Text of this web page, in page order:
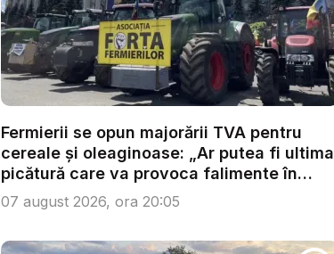
Fermierii se opun majorării TVA pentru
cereale și oleaginoase: „Ar putea fi ultima
picătură care va provoca falimente în
lanț...
07 august 2026, ora 20:05